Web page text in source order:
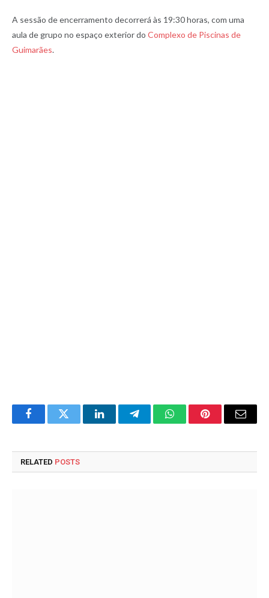
A sessão de encerramento decorrerá às 19:30 horas, com uma
aula de grupo no espaço exterior do Complexo de Piscinas de
Guimarães.
FacebookTwitter LinkedInTelegramWhatsAppPinterestEmail
RELATED POSTS